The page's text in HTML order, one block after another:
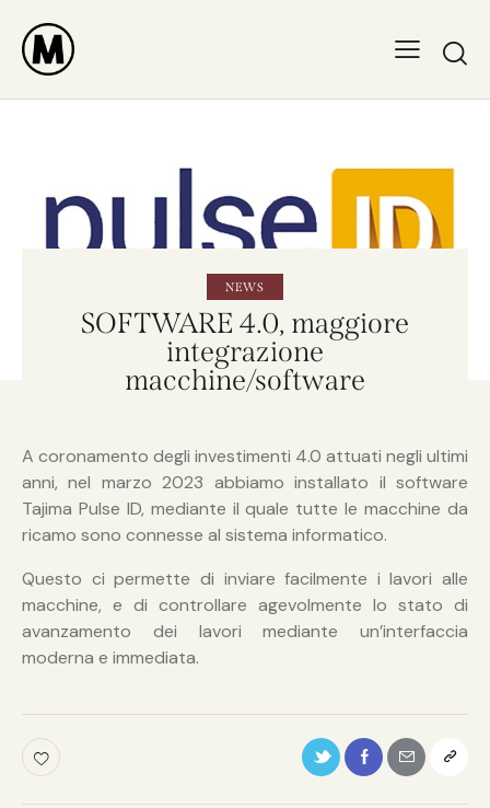
NEWS
SOFTWARE 4.0, maggiore
integrazione
macchine/software
A coronamento degli investimenti 4.0 attuati negli ultimi
anni, nel marzo 2023 abbiamo installato il software
Tajima Pulse ID, mediante il quale tutte le macchine da
ricamo sono connesse al sistema informatico.
Questo ci permette di inviare facilmente i lavori alle
macchine, e di controllare agevolmente lo stato di
avanzamento dei lavori mediante un’interfaccia
moderna e immediata.